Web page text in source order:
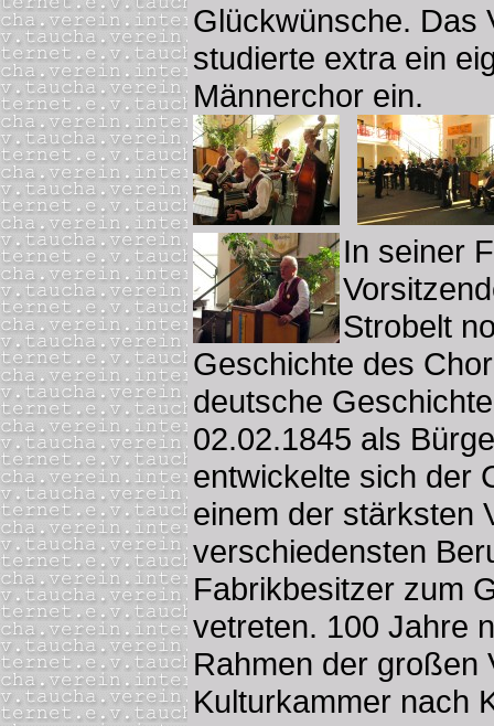
Glückwünsche. Das
studierte extra ein
Männerchor ein.
In seiner
Strobelt
Geschichte des
deutsche
02.02.1845 als
entwickelte sich der
einem der stärksten
verschiedensten
Fabrikbesitzer zum
vetreten. 100 Jahre
Rahmen der großen
Kulturkammer nach